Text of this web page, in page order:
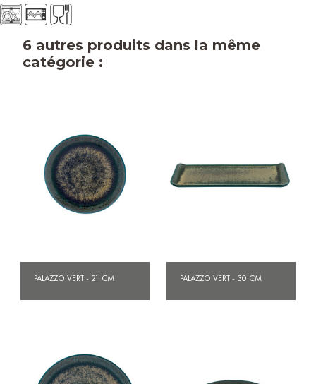
6 autres produits dans la même
catégorie :
PALAZZO VERT - 21 CM PALAZZO VERT - 30 CM